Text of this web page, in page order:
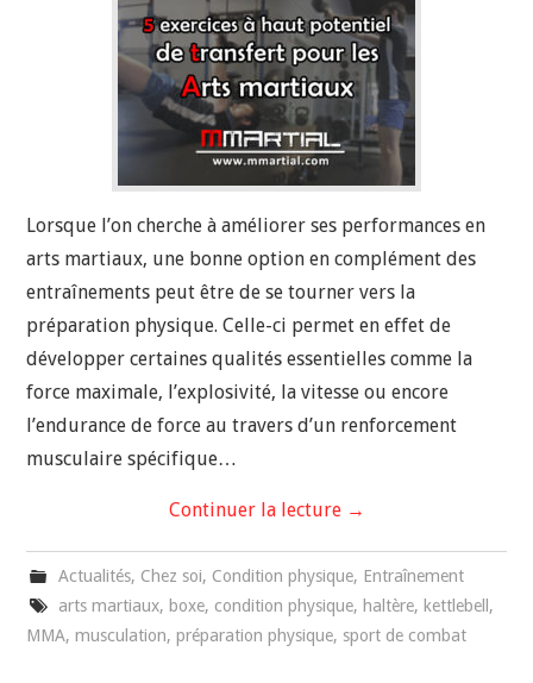
Lorsque l’on cherche à améliorer ses performances en
arts martiaux, une bonne option en complément des
entraînements peut être de se tourner vers la
préparation physique. Celle-ci permet en effet de
développer certaines qualités essentielles comme la
force maximale, l’explosivité, la vitesse ou encore
l’endurance de force au travers d’un renforcement
musculaire spécifique…
Continuer la lecture →
Actualités, Chez soi, Condition physique, Entraînement
arts martiaux, boxe, condition physique, haltère, kettlebell ,
MMA,musculation,préparation physique, sport de combat